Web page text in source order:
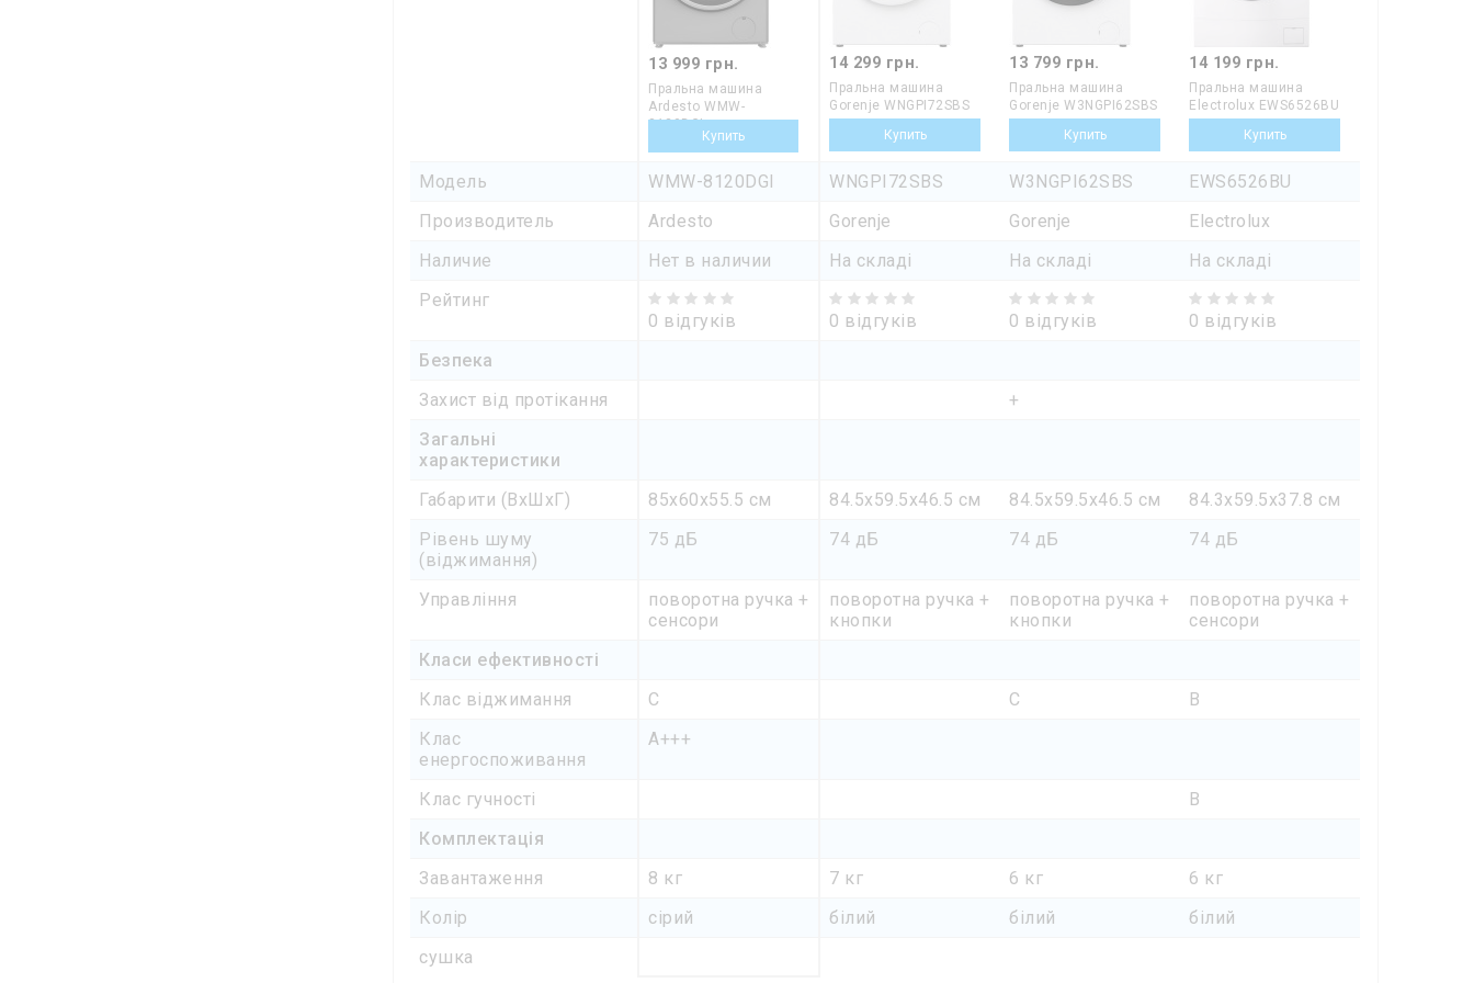
13 999 грн.
Пральна машина
Ardesto WMW-
8120DGI
14 299 грн.
Пральна машина
Gorenje WNGPI72SBS
13 799 грн.
Пральна машина
Gorenje W3NGPI62SBS
14 199 грн.
Пральна машина
Electrolux EWS6526BU
Модель WMW-8120DGI WNGPI72SBS W3NGPI62SBS
EWS6526BU
Производитель
Ardesto Gorenje Gorenje
Electrolux
Наличие
Нет в наличии На складі На складі
На складі
Рейтинг
0 відгуків
0 відгуків 0 відгуків
0 відгуків
Безпека
Захист від протікання
+
Загальні
характеристики
Габарити (ВхШхГ)
85x60x55.5 см 84.5x59.5x46.5 см 84.5x59.5x46.5 см
84.3x59.5x37.8 см
Рівень шуму
(віджимання)
75 дБ 74 дБ 74 дБ 74 дБ
Управління
поворотна ручка +
сенсори
поворотна ручка +
кнопки
поворотна ручка +
кнопки
поворотна ручка +
сенсори
Класи ефективності
Клас віджимання
C C
B
Клас
енергоспоживання
A+++
Клас гучності
B
Комплектація
Завантаження
8 кг 7 кг 6 кг
6 кг
Колір
сірий білий білий
білий
сушка